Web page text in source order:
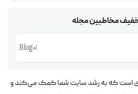
مخاطبین مجله
Blog01
است که به رشد سایت شما کمک می‌کند و